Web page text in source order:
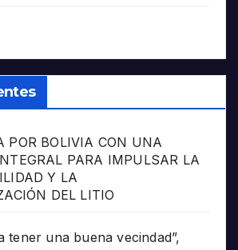
POR BOLIVIA CON UNA
PARA IMPULSAR LA
Y LA
DEL LITIO
tener una buena vecindad”,